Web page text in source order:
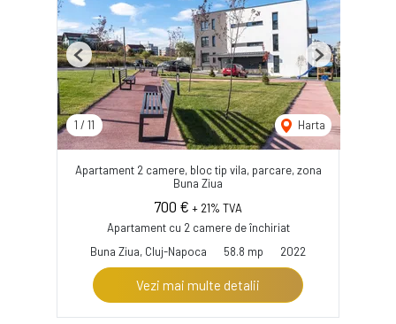
1 / 11 Harta
Previous Next
Apartament 2 camere, bloc tip vila, parcare, zona
Buna Ziua
700 € + 21% TVA
Apartament cu 2 camere de închiriat
Buna Ziua, Cluj-Napoca
58.8 mp 2022
Vezi mai multe detalii